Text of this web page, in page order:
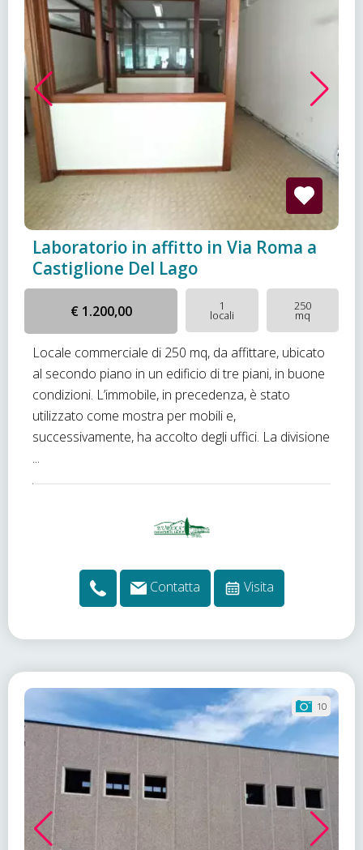
Laboratorio in affitto in Via Roma a
Castiglione Del Lago
€ 1.200,00 1
locali
250
mq
Locale commerciale di 250 mq, da affittare, ubicato
al secondo piano in un edificio di tre piani, in buone
condizioni. L’immobile, in precedenza, è stato
utilizzato come mostra per mobili e,
successivamente, ha accolto degli uffici. La divisione
...
Contatta Visita
10